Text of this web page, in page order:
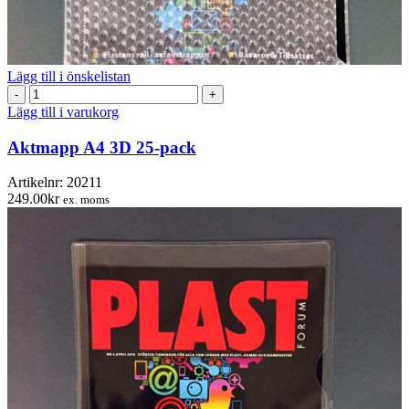
Lägg till i önskelistan
Aktmapp
A4
3D
25-
pack
mängd
Lägg till i varukorg
Aktmapp A4 3D 25-pack
Artikelnr: 20211
249.00kr ex. moms